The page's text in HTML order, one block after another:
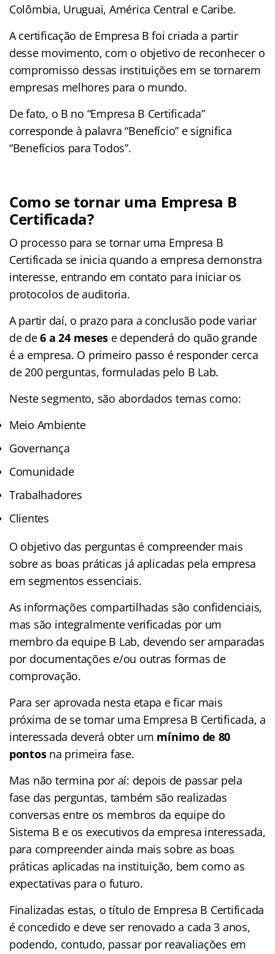
Colômbia, Uruguai, América Central e Caribe.
A certificação de Empresa B foi criada a partir
desse movimento, com o objetivo de reconhecer o
compromisso dessas instituições em se tornarem
empresas melhores para o mundo.
De fato, o B no “Empresa B Certificada”
corresponde à palavra “Benefício” e significa
“Benefícios para Todos”.
Como se tornar uma Empresa B
Certificada?
O processo para se tornar uma Empresa B
Certificada se inicia quando a empresa demonstra
interesse, entrando em contato para iniciar os
protocolos de auditoria.
A partir daí, o prazo para a conclusão pode variar
de de6 a 24 meses e dependerá do quão grande
é a empresa. O primeiro passo é responder cerca
de 200 perguntas, formuladas pelo B Lab.
Neste segmento, são abordados temas como:
Meio Ambiente
Governança
Comunidade
Trabalhadores
Clientes
O objetivo das perguntas é compreender mais
sobre as boas práticas já aplicadas pela empresa
em segmentos essenciais.
As informações compartilhadas são confidenciais,
mas são integralmente verificadas por um
membro da equipe B Lab, devendo ser amparadas
por documentações e/ou outras formas de
comprovação.
Para ser aprovada nesta etapa e ficar mais
próxima de se tornar uma Empresa B Certificada, a
interessada deverá obter um mínimo de 80
pontos na primeira fase.
Mas não termina por aí: depois de passar pela
fase das perguntas, também são realizadas
conversas entre os membros da equipe do
Sistema B e os executivos da empresa interessada,
para compreender ainda mais sobre as boas
práticas aplicadas na instituição, bem como as
expectativas para o futuro.
Finalizadas estas, o título de Empresa B Certificada
é concedido e deve ser renovado a cada 3 anos,
podendo, contudo, passar por reavaliações em